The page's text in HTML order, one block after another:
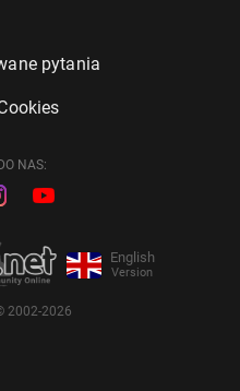
pytania
NAS:
English
Version
2002-2026